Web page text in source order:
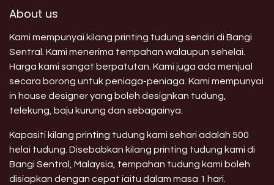
About us
Kami mempunyai kilang printing tudung sendiri di Bangi
Sentral. Kami menerima tempahan walaupun sehelai.
Harga kami sangat berpatutan. Kami juga ada menjual
secara borong untuk peniaga-peniaga. Kami mempunyai
in house designer yang boleh designkan tudung,
telekung, baju kurung dan sebagainya.
Kapasiti kilang printing tudung kami sehari adalah 500
helai tudung. Disebabkan kilang printing tudung kami di
Bangi Sentral, Malaysia, tempahan tudung kami boleh
disiapkan dengan cepat iaitu dalam masa 1 hari.